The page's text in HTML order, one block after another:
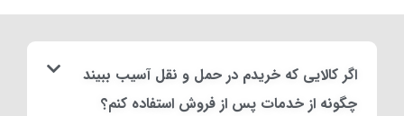
اگر کالایی که خریدم در حمل و نقل آسیب ببیند
چگونه از خدمات پس از فروش استفاده کنم؟